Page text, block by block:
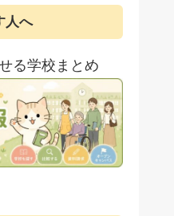
人へ
る学校まとめ